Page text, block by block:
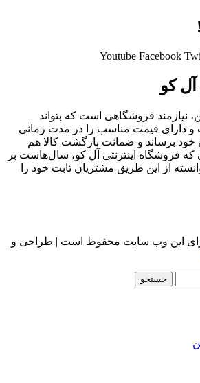
Youtube Facebook
آل کو
نیازمند فروشگاهی است که بتواند
و دارای قیمت مناسب را در مدت زمانی
برساند و ضمانت بازگشت کالا هم
که فروشگاه اینترنتی آل کو، سال‌هاست بر
از این طریق مشتریان ثابت خود را
برای این وب سایت محفوظ است | طراحی و
جستجو